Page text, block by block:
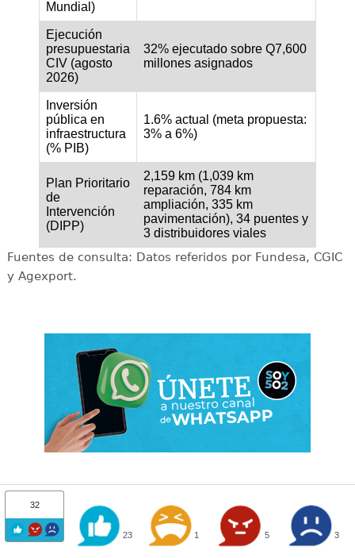
Mundial)
Ejecución
presupuestaria
CIV (agosto
2026)
32% ejecutado sobre Q7,600
millones asignados
Inversión
pública en
infraestructura
(% PIB)
1.6% actual (meta propuesta:
3% a 6%)
Plan Prioritario
de
Intervención
(DIPP)
2,159 km (1,039 km
reparación, 784 km
ampliación, 335 km
pavimentación), 34 puentes y
3 distribuidores viales
Fuentes de consulta: Datos referidos por Fundesa, CGIC
y Agexport.
32
23 1 5 3